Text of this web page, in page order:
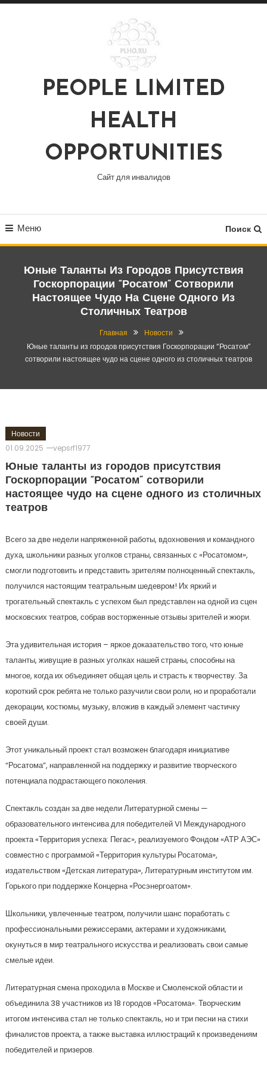
Перейти
PEOPLE LIMITED
HEALTH
OPPORTUNITIES
Сайт для инвалидов
Меню Поиск
Юные Таланты Из Городов Присутствия
Госкорпорации “Росатом” Сотворили
Настоящее Чудо На Сцене Одного Из
Столичных Театров
Главная
Новости
Юные таланты из городов присутствия Госкорпорации “Росатом”
сотворили настоящее чудо на сцене одного из столичных театров
Новости
01.09.2025
vepsrf1977
Юные таланты из городов присутствия
Госкорпорации “Росатом” сотворили
настоящее чудо на сцене одного из столичных
театров
Всего за две недели напряженной работы, вдохновения и командного
духа, школьники разных уголков страны, связанных с «Росатомом»,
смогли подготовить и представить зрителям полноценный спектакль,
получился настоящим театральным шедевром! Их яркий и
трогательный спектакль с успехом был представлен на одной из сцен
московских театров, собрав восторженные отзывы зрителей и жюри.
Эта удивительная история – яркое доказательство того, что юные
таланты, живущие в разных уголках нашей страны, способны на
многое, когда их объединяет общая цель и страсть к творчеству. За
короткий срок ребята не только разучили свои роли, но и проработали
декорации, костюмы, музыку, вложив в каждый элемент частичку
своей души.
Этот уникальный проект стал возможен благодаря инициативе
“Росатома”, направленной на поддержку и развитие творческого
потенциала подрастающего поколения.
Спектакль создан за две недели Литературной смены —
образовательного интенсива для победителей VI Международного
проекта «Территория успеха: Пегас», реализуемого Фондом «АТР АЭС»
совместно с программой «Территория культуры Росатома»,
издательством «Детская литература», Литературным институтом им.
Горького при поддержке Концерна «Росэнергоатом».
Школьники, увлеченные театром, получили шанс поработать с
профессиональными режиссерами, актерами и художниками,
окунуться в мир театрального искусства и реализовать свои самые
смелые идеи.
Литературная смена проходила в Москве и Смоленской области и
объединила 38 участников из 18 городов «Росатома». Творческим
итогом интенсива стал не только спектакль, но и три песни на стихи
финалистов проекта, а также выставка иллюстраций к произведениям
победителей и призеров.